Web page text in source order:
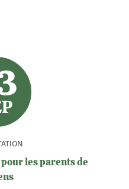
les parents de